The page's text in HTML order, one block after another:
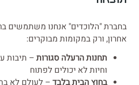
בחברת "הלוכדים" אנחנו משתמשים
אחרון, ורק במקומות מבוקרים:
תחנות הרעלה סגורות – תיבות
וחיות לא יכולים לפתוח
בחוץ הבית בלבד– לעולם לא